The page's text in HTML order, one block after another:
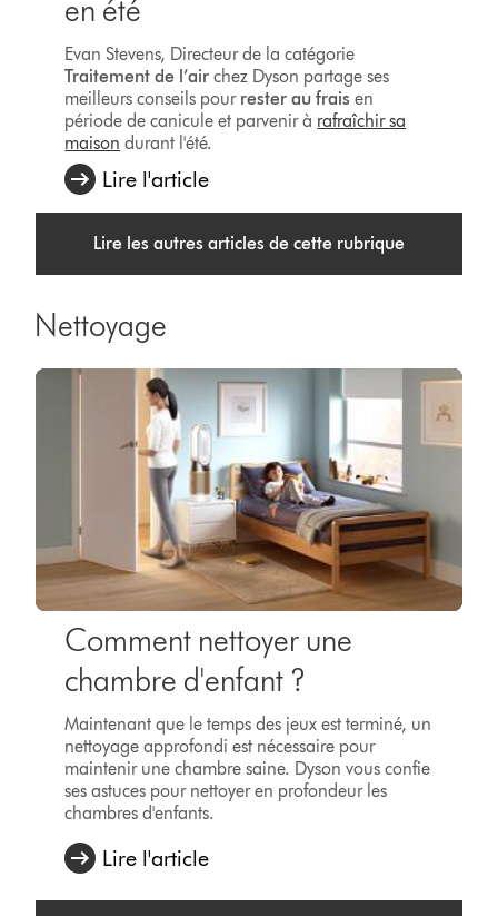
en été
Evan Stevens, Directeur de la catégorie
Traitement de l’air chez Dyson partage ses
meilleurs conseils pour rester au frais en
période de canicule et parvenir à rafraîchir sa
maison durant l'été.
Lire l'article
Lire les autres articles de cette rubrique
Nettoyage
Comment nettoyer une
chambre d'enfant ?
Maintenant que le temps des jeux est terminé, un
nettoyage approfondi est nécessaire pour
maintenir une chambre saine. Dyson vous confie
ses astuces pour nettoyer en profondeur les
chambres d'enfants.
Lire l'article